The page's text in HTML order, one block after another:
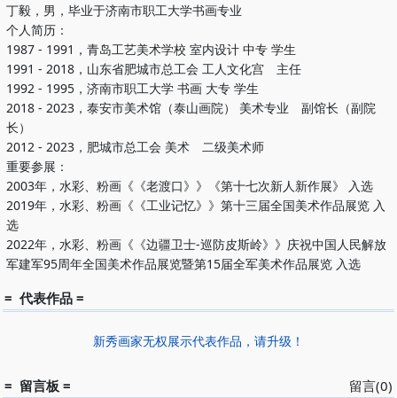
丁毅，男，毕业于济南市职工大学书画专业
个人简历：
1987 - 1991，青岛工艺美术学校 室内设计 中专 学生
1991 - 2018，山东省肥城市总工会 工人文化宫 主任
1992 - 1995，济南市职工大学 书画 大专 学生
2018 - 2023，泰安市美术馆（泰山画院） 美术专业 副馆长（副院
长）
2012 - 2023，肥城市总工会 美术 二级美术师
重要参展：
2003年，水彩、粉画《《老渡口》》《第十七次新人新作展》 入选
2019年，水彩、粉画《《工业记忆》》第十三届全国美术作品展览 入
选
2022年，水彩、粉画《《边疆卫士-巡防皮斯岭》》庆祝中国人民解放
军建军95周年全国美术作品展览暨第15届全军美术作品展览 入选
= 代表作品 =
新秀画家无权展示代表作品，请升级！
留言(0)
= 留言板 =